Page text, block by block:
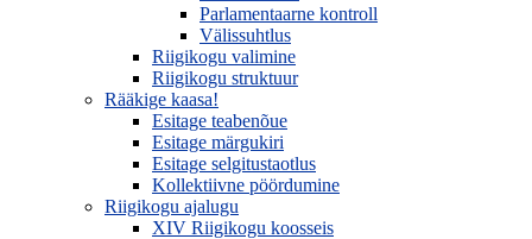
Parlamentaarne kontroll
Välissuhtlus
Riigikogu valimine
Riigikogu struktuur
Rääkige kaasa!
Esitage teabenõue
Esitage märgukiri
Esitage selgitustaotlus
Kollektiivne pöördumine
Riigikogu ajalugu
XIV Riigikogu koosseis